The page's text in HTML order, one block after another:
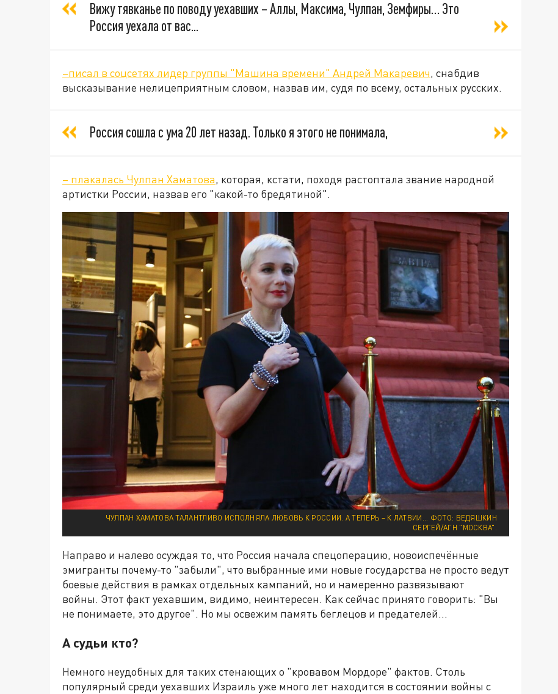
Вижу тявканье по поводу уехавших – Аллы, Максима, Чулпан, Земфиры… Это
Россия уехала от вас...
–писал в соцсетях лидер группы "Машина времени" Андрей Макаревич, снабдив
высказывание нелицеприятным словом, назвав им, судя по всему, остальных русских.
Россия сошла с ума 20 лет назад. Только я этого не понимала,
– плакалась Чулпан Хаматова, которая, кстати, походя растоптала звание народной
артистки России, назвав его "какой-то бредятиной".
ЧУЛПАН ХАМАТОВА ТАЛАНТЛИВО ИСПОЛНЯЛА ЛЮБОВЬ К РОССИИ. А ТЕПЕРЬ – К ЛАТВИИ... ФОТО: ВЕДЯШКИН
СЕРГЕЙ/АГН "МОСКВА".
Направо и налево осуждая то, что Россия начала спецоперацию, новоиспечённые
эмигранты почему-то "забыли", что выбранные ими новые государства не просто ведут
боевые действия в рамках отдельных кампаний, но и намеренно развязывают
войны. Этот факт уехавшим, видимо, неинтересен. Как сейчас принято говорить: "Вы
не понимаете, это другое". Но мы освежим память беглецов и предателей...
А судьи кто?
Немного неудобных для таких стенающих о "кровавом Мордоре" фактов. Столь
популярный среди уехавших Израиль уже много лет находится в состоянии войны с